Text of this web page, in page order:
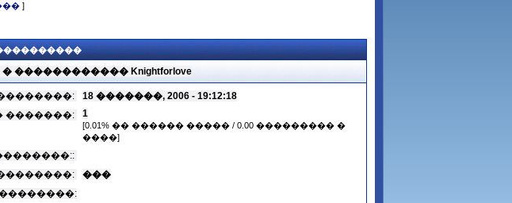
]
Knightforlove
18 �������, 2006 - 19:12:18
�������:
1
[0.01% �� ������ ����� / 0.00 ��������� �
����]
���